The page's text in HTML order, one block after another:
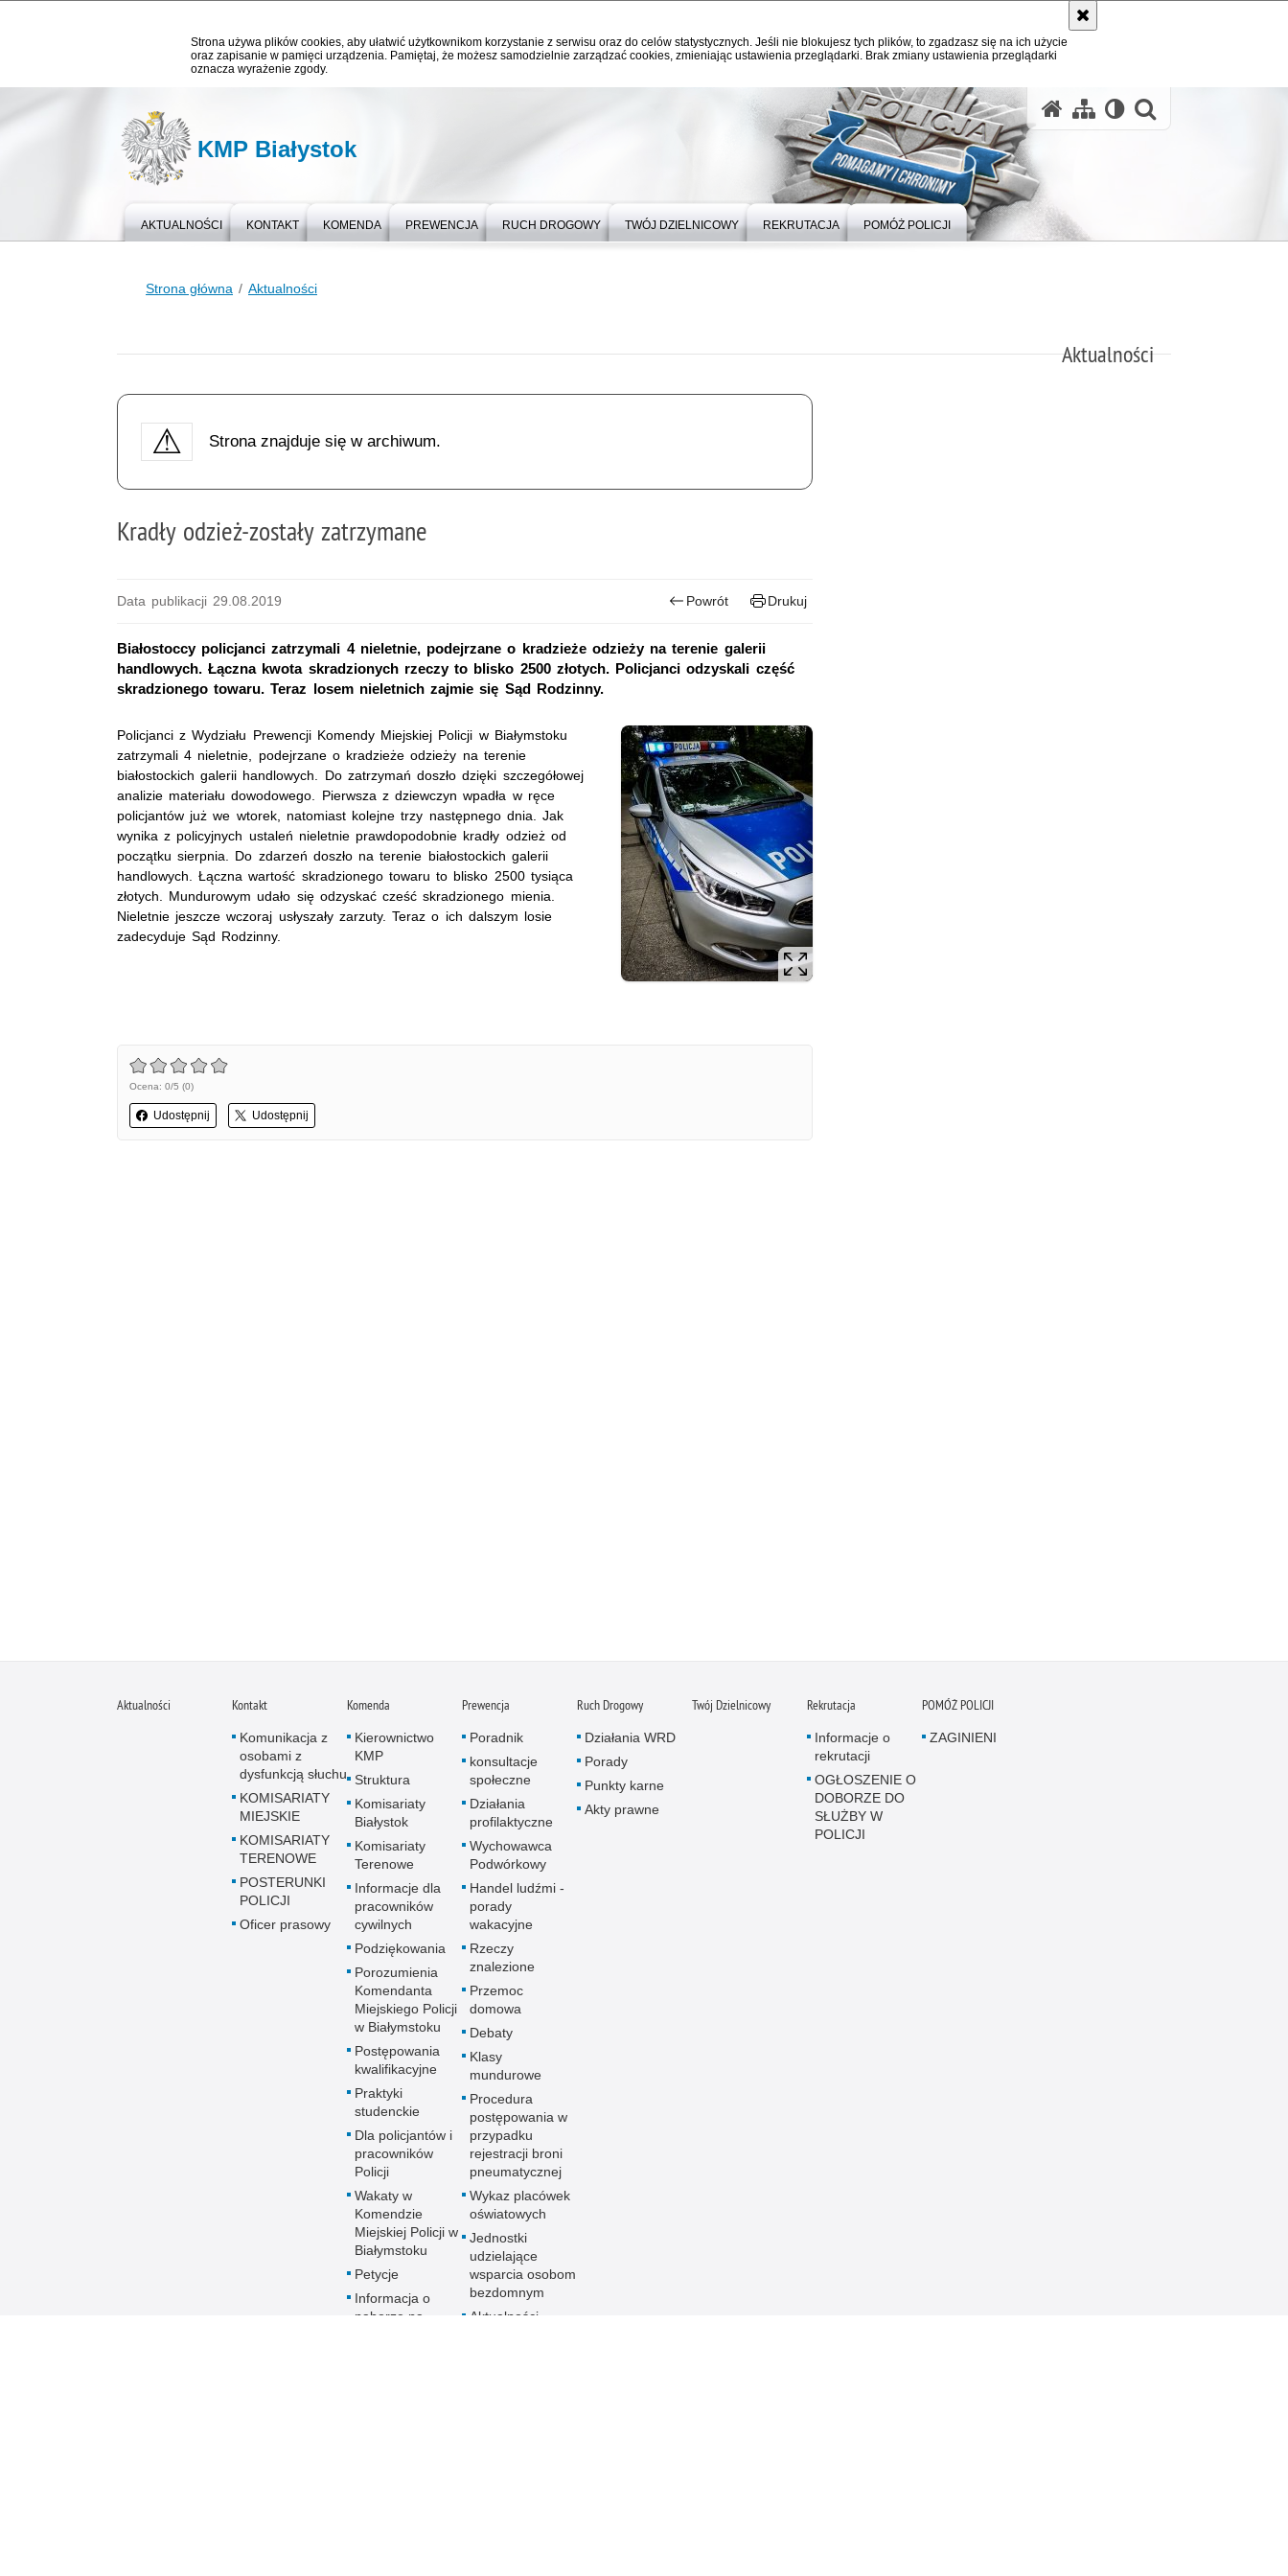
Strona używa plików cookies, aby ułatwić użytkownikom korzystanie z serwisu oraz do celów statystycznych. Jeśli nie blokujesz tych plików, to zgadzasz się na ich użycie
oraz zapisanie w pamięci urządzenia. Pamiętaj, że możesz samodzielnie zarządzać cookies, zmieniając ustawienia przeglądarki. Brak zmiany ustawienia przeglądarki
oznacza wyrażenie zgody.
KMP Białystok
AKTUALNOŚCI KONTAKT KOMENDA PREWENCJA RUCH DROGOWY TWÓJ DZIELNICOWY REKRUTACJA POMÓŻ POLICJI
Strona główna Aktualności
Aktualności
Strona znajduje się w archiwum.
Kradły odzież-zostały zatrzymane
Data publikacji 29.08.2019 Powrót Drukuj
Białostoccy policjanci zatrzymali 4 nieletnie, podejrzane o kradzieże odzieży na terenie galerii
handlowych. Łączna kwota skradzionych rzeczy to blisko 2500 złotych. Policjanci odzyskali część
skradzionego towaru. Teraz losem nieletnich zajmie się Sąd Rodzinny.
Policjanci z Wydziału Prewencji Komendy Miejskiej Policji w Białymstoku
zatrzymali 4 nieletnie, podejrzane o kradzieże odzieży na terenie
białostockich galerii handlowych. Do zatrzymań doszło dzięki szczegółowej
analizie materiału dowodowego. Pierwsza z dziewczyn wpadła w ręce
policjantów już we wtorek, natomiast kolejne trzy następnego dnia. Jak
wynika z policyjnych ustaleń nieletnie prawdopodobnie kradły odzież od
początku sierpnia. Do zdarzeń doszło na terenie białostockich galerii
handlowych. Łączna wartość skradzionego towaru to blisko 2500 tysiąca
złotych. Mundurowym udało się odzyskać cześć skradzionego mienia.
Nieletnie jeszcze wczoraj usłyszały zarzuty. Teraz o ich dalszym losie
zadecyduje Sąd Rodzinny.
Ocena: 0/5 (0)
Udostępnij Udostępnij
Aktualności Kontakt
Komunikacja z
osobami z
dysfunkcją słuchu
KOMISARIATY
MIEJSKIE
KOMISARIATY
TERENOWE
POSTERUNKI
POLICJI
Oficer prasowy
Komenda
Kierownictwo
KMP
Struktura
Komisariaty
Białystok
Komisariaty
Terenowe
Informacje dla
pracowników
cywilnych
Podziękowania
Porozumienia
Komendanta
Miejskiego Policji
w Białymstoku
Postępowania
kwalifikacyjne
Praktyki
studenckie
Dla policjantów i
pracowników
Policji
Wakaty w
Komendzie
Miejskiej Policji w
Białymstoku
Petycje
Informacja o
naborze na
Prewencja
Poradnik
konsultacje
społeczne
Działania
profilaktyczne
Wychowawca
Podwórkowy
Handel ludźmi -
porady
wakacyjne
Rzeczy
znalezione
Przemoc
domowa
Debaty
Klasy
mundurowe
Procedura
postępowania w
przypadku
rejestracji broni
pneumatycznej
Wykaz placówek
oświatowych
Jednostki
udzielające
wsparcia osobom
bezdomnym
Aktualności
Ruch Drogowy
Działania WRD
Porady
Punkty karne
Akty prawne
Twój Dzielnicowy Rekrutacja
Informacje o
rekrutacji
OGŁOSZENIE O
DOBORZE DO
SŁUŻBY W
POLICJI
POMÓŻ POLICJI
ZAGINIENI